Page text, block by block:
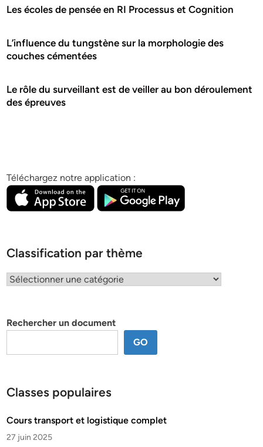
Les écoles de pensée en RI Processus et Cognition
L’influence du tungstène sur la morphologie des
couches cémentées
Le rôle du surveillant est de veiller au bon déroulement
des épreuves
Téléchargez notre application :
Classification par thème
Classification
Rechercher un document
GO
Classes populaires
Cours transport et logistique complet
27 juin 2025